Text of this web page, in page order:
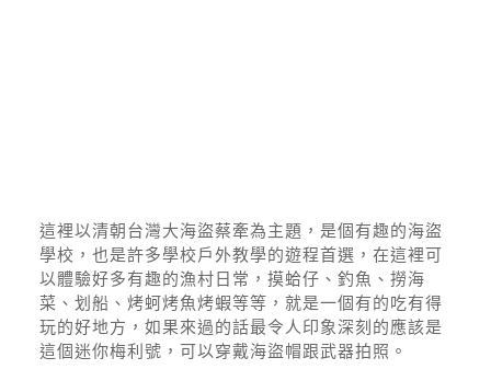
這裡以清朝台灣大海盜蔡牽為主題，是個有趣的海盜
學校，也是許多學校戶外教學的遊程首選，在這裡可
以體驗好多有趣的漁村日常，摸蛤仔、釣魚、撈海
菜、划船、烤蚵烤魚烤蝦等等，就是一個有的吃有得
玩的好地方，如果來過的話最令人印象深刻的應該是
這個迷你梅利號，可以穿戴海盜帽跟武器拍照。